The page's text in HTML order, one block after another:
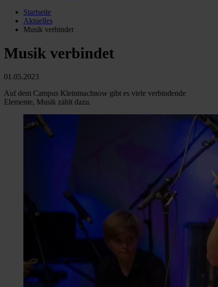
Startseite
Aktuelles
Musik verbindet
Musik verbindet
01.05.2023
Auf dem Campus Kleinmachnow gibt es viele verbindende
Elemente, Musik zählt dazu.